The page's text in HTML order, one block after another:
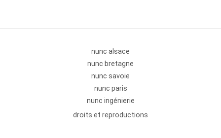
nunc alsace
nunc bretagne
nunc savoie
nunc paris
nunc ingénierie
droits et reproductions